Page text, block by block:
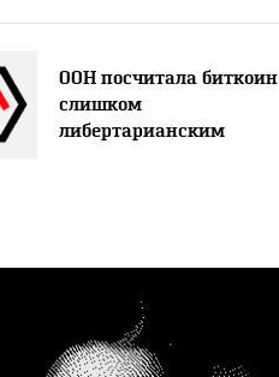
ООН посчитала биткоин
слишком
либертарианским